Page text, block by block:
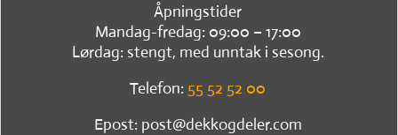
Åpningstider
Mandag-fredag: 09:00 – 17:00
Lørdag: stengt, med unntak i sesong.
Telefon: 55 52 52 00
Epost: post@dekkogdeler.com